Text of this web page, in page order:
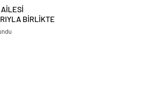
BİRLİKTE
ÇIKARDI